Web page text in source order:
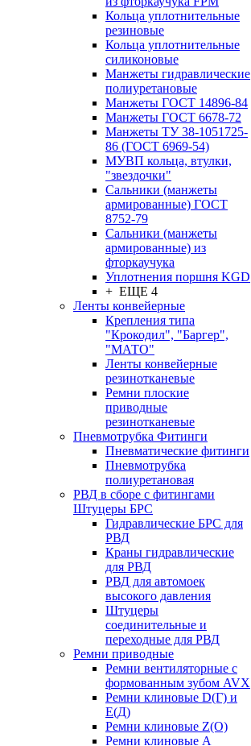
Кольца уплотнительные
резиновые
Кольца уплотнительные
силиконовые
Манжеты гидравлические
полиуретановые
Манжеты ГОСТ 14896-84
Манжеты ГОСТ 6678-72
Манжеты ТУ 38-1051725-
86 (ГОСТ 6969-54)
МУВП кольца, втулки,
"звездочки"
Сальники (манжеты
армированные) ГОСТ
8752-79
Сальники (манжеты
армированные) из
фторкаучука
Уплотнения поршня KGD
+ ЕЩЕ 4
Ленты конвейерные
Крепления типа
"Крокодил", "Баргер",
"МАТО"
Ленты конвейерные
резинотканевые
Ремни плоские
приводные
резинотканевые
Пневмотрубка Фитинги
Пневматические фитинги
Пневмотрубка
полиуретановая
РВД в сборе с фитингами
Штуцеры БРС
Гидравлические БРС для
РВД
Краны гидравлические
для РВД
РВД для автомоек
высокого давления
Штуцеры
соединительные и
переходные для РВД
Ремни приводные
Ремни вентиляторные с
формованным зубом AVX
Ремни клиновые D(Г) и
Е(Д)
Ремни клиновые Z(О)
Ремни клиновые А